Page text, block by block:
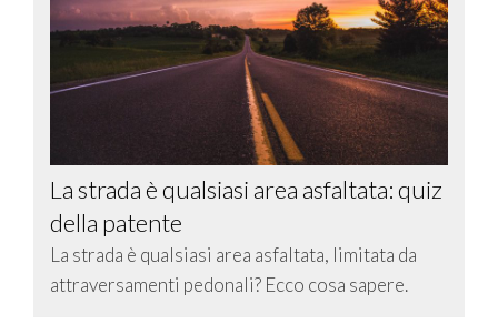
La strada è qualsiasi area asfaltata: quiz
della patente
La strada è qualsiasi area asfaltata, limitata da
attraversamenti pedonali? Ecco cosa sapere.